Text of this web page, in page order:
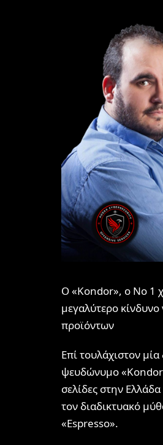
Ο «Kondor», ο Νο 1
μεγαλύτερο
προϊόντων
Επί τουλάχιστον
ψευδώνυμο «Kondor»
σελίδες στην
τον διαδικτυακό
«Espresso».